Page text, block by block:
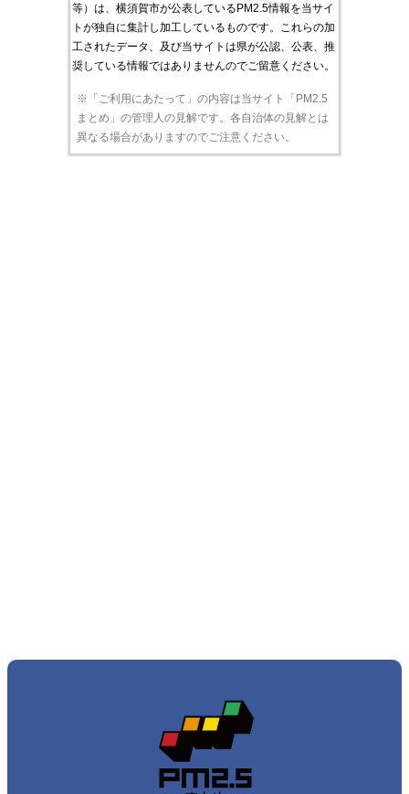
等）は、横須賀市が公表しているPM2.5情報を当サイ
トが独自に集計し加工しているものです。これらの加
工されたデータ、及び当サイトは県が公認、公表、推
奨している情報ではありませんのでご留意ください。
※「ご利用にあたって」の内容は当サイト「PM2.5
まとめ」の管理人の見解です。各自治体の見解とは
異なる場合がありますのでご注意ください。